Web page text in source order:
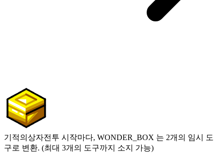
기적의상자전투 시작마다, WONDER_BOX 는 2개의 임시 도
구로 변환. (최대 3개의 도구까지 소지 가능)